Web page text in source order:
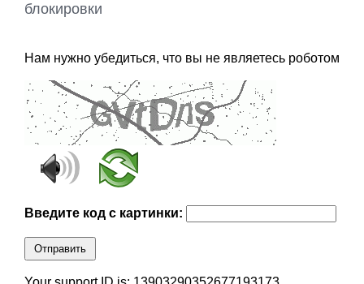
блокировки
Нам нужно убедиться, что вы не являетесь роботом
Введите код с картинки:
Отправить